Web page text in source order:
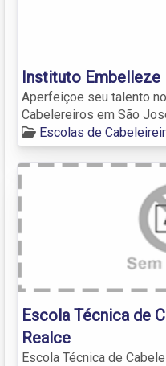
Instituto Embelleze
Aperfeiçoe seu talento
Cabelereiros em São
Escolas de
Escola Técnica de
Realce
Escola Técnica de